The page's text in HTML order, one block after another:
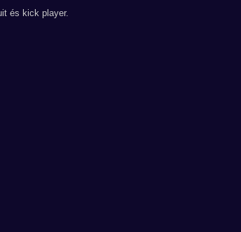
és kick player.